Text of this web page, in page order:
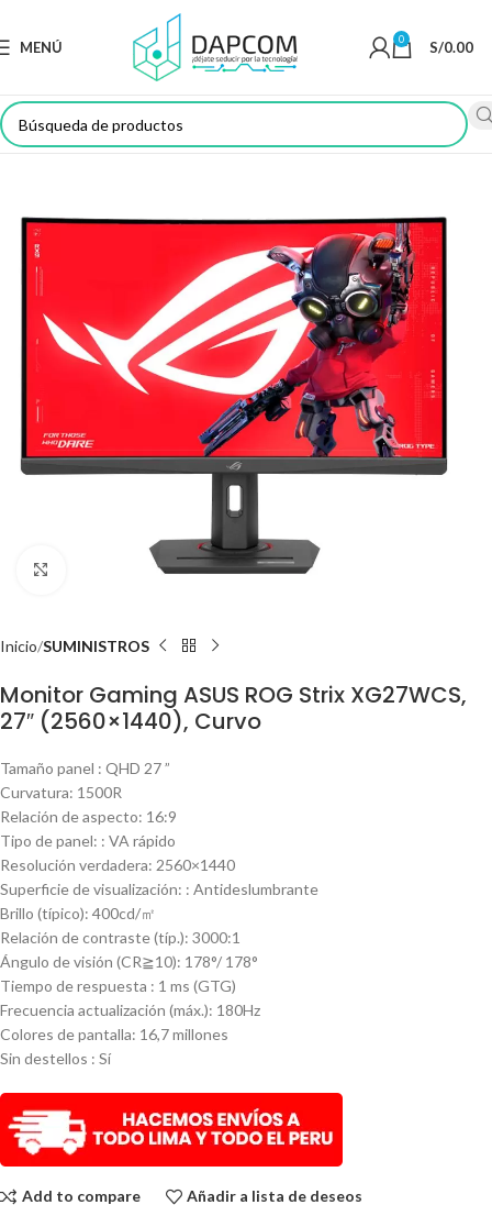
MENÚ 0 S/0.00
Haga Click para agrandar
Inicio SUMINISTROS
Monitor Gaming ASUS ROG Strix XG27WCS,
27″ (2560×1440), Curvo
Tamaño panel : QHD 27 ”
Curvatura: 1500R
Relación de aspecto: 16:9
Tipo de panel: : VA rápido
Resolución verdadera: 2560×1440
Superficie de visualización: : Antideslumbrante
Brillo (típico): 400cd/㎡
Relación de contraste (típ.): 3000:1
Ángulo de visión (CR≧10): 178°/ 178°
Tiempo de respuesta : 1 ms (GTG)
Frecuencia actualización (máx.): 180Hz
Colores de pantalla: 16,7 millones
Sin destellos : Sí
Add to compare Añadir a lista de deseos